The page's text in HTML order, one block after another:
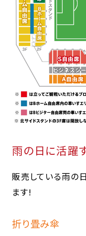
雨の日に活躍
販売している雨の
ます!
折り畳み傘